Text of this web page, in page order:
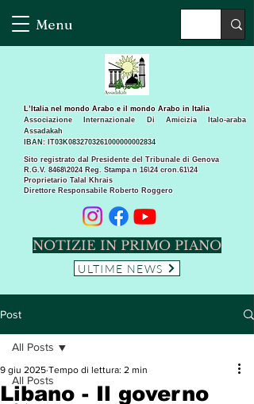
Menu
Sito registrato dal Presidente del Tribunale di Genova
R.G.V. 8468\2024 Reg. Stampa n 16\24 cron.61\24 ​
Proprietario Talal Khrais
Direttore Responsabile Roberto Roggero
L’Italia nel mondo Arabo e il mondo Arabo in Italia
Associazione Internazionale Di Amicizia Italo-araba
Assadakah
IBAN: IT03K0832703261000000002834
NOTIZIE IN PRIMO PIANO
ULTIME NEWS
Post
All Posts
All Posts
Libano - Il governo
9 giu 2025 Tempo di lettura: 2 min